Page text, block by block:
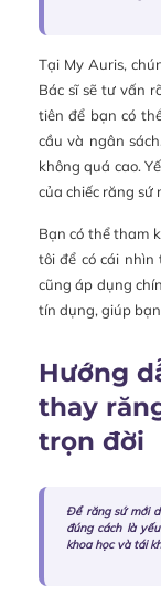
Tại My Auris,
Bác sĩ sẽ tư vấn
tiên để bạn có
cầu và ngân
không quá cao.
của chiếc răng sứ
Bạn có thể tham
tôi để có cái
cũng áp dụng
tín dụng, giúp
Hướng
thay
trọn đời
Để răng sứ mới
đúng cách là
khoa học và tái